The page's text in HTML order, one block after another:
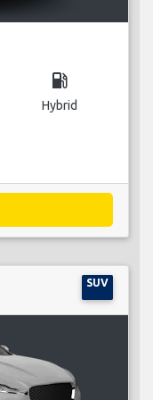
local_gas_station
Hybrid
SUV